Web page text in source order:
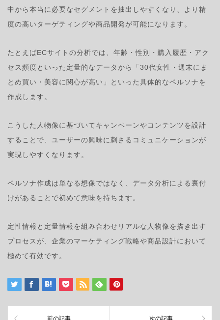
中から本当に必要なセグメントを抽出しやすくなり、より精
度の高いターゲティングや商品開発が可能になります。
たとえばECサイトの分析では、年齢・性別・購入履歴・アク
セス頻度といった定量的なデータから「30代女性・週末にま
とめ買い・美容に関心が高い」といった具体的なペルソナを
作成します。
こうした人物像に基づいてキャンペーンやコンテンツを設計
することで、ユーザーの興味に刺さるコミュニケーションが
実現しやすくなります。
ペルソナ作成は単なる想像ではなく、データ分析による裏付
けがあることで初めて意味を持ちます。
定性情報と定量情報を組み合わせリアルな人物像を描き出す
プロセスが、企業のマーケティング戦略や商品設計において
極めて有効です。